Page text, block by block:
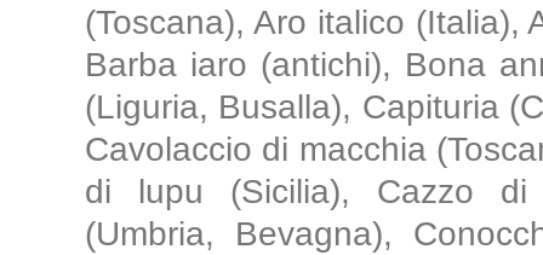
(Toscana), Aro italico (Italia),
Barba iaro (antichi), Bona
(Liguria, Busalla), Capituria
Cavolaccio di macchia
di lupu (Sicilia), Cazzo di
(Umbria, Bevagna),